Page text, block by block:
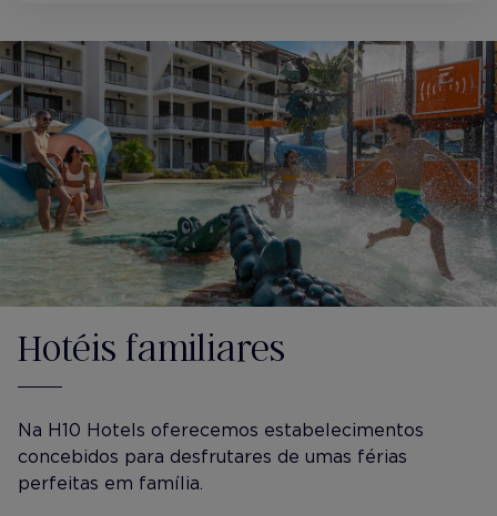
Hotéis familiares
Na H10 Hotels oferecemos estabelecimentos
concebidos para desfrutares de umas férias
perfeitas em família.